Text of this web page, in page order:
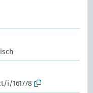
i/161778